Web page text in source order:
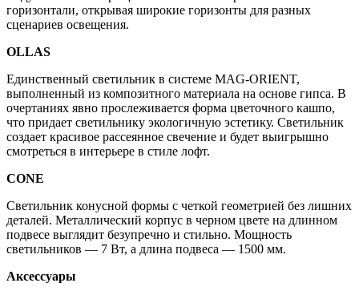
горизонтали, открывая широкие горизонты для разных
сценариев освещения.
OLLAS
Единственный светильник в системе MAG-ORIENT,
выполненный из композитного материала на основе гипса. В
очертаниях явно прослеживается форма цветочного кашпо,
что придает светильнику экологичную эстетику. Светильник
создает красивое рассеянное свечение и будет выигрышно
смотреться в интерьере в стиле лофт.
CONE
Светильник конусной формы с четкой геометрией без лишних
деталей. Металлический корпус в черном цвете на длинном
подвесе выглядит безупречно и стильно. Мощность
светильников — 7 Вт, а длина подвеса — 1500 мм.
Аксессуары